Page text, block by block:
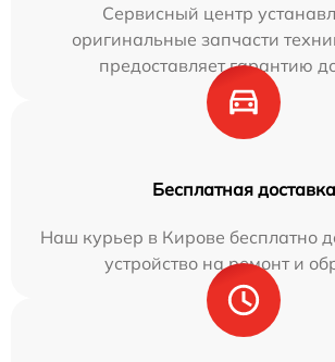
Сервисный центр
оригинальные запчасти
предоставляет гарантию
Бесплатная доставка
Наш курьер в Кирове бесплатно
устройство на ремонт и